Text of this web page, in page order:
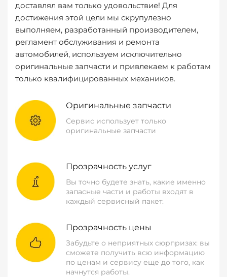
доставлял вам только удовольствие! Для
достижения этой цели мы скрупулезно
выполняем, разработанный производителем,
регламент обслуживания и ремонта
автомобилей, используем исключительно
оригинальные запчасти и привлекаем к работам
только квалифицированных механиков.
Оригинальные запчасти
Сервис использует только
оригинальные запчасти
Прозрачность услуг
Вы точно будете знать, какие именно
запасные части и работы входят в
каждый сервисный пакет.
Прозрачность цены
Забудьте о неприятных сюрпризах: вы
сможете получить всю информацию
по ценам и сервису еще до того, как
начнутся работы.